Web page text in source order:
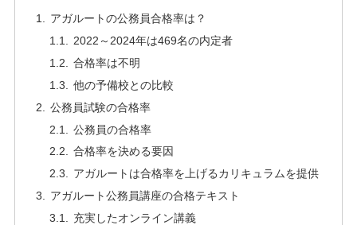
アガルートの公務員合格率は？
2022～2024年は469名の内定者
合格率は不明
他の予備校との比較
公務員試験の合格率
公務員の合格率
合格率を決める要因
アガルートは合格率を上げるカリキュラムを提供
アガルート公務員講座の合格テキスト
充実したオンライン講義